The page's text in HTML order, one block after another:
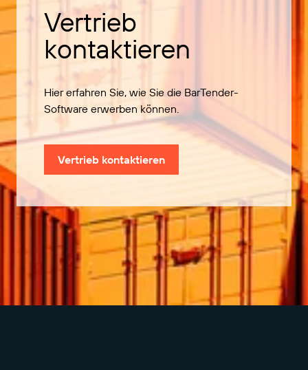
Vertrieb
kontaktieren
Hier erfahren Sie, wie Sie die BarTender-
Software erwerben können.
Vertrieb kontaktieren